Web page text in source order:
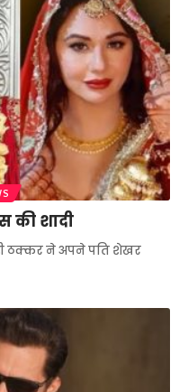
की शादी
ठक्कर ने अपने पति शेखर